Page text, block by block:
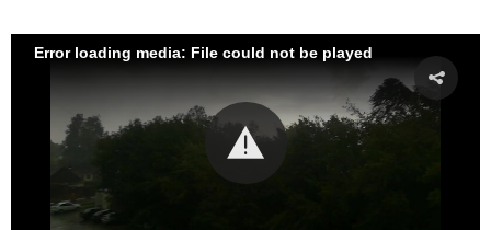
Error loading media: File could not be played